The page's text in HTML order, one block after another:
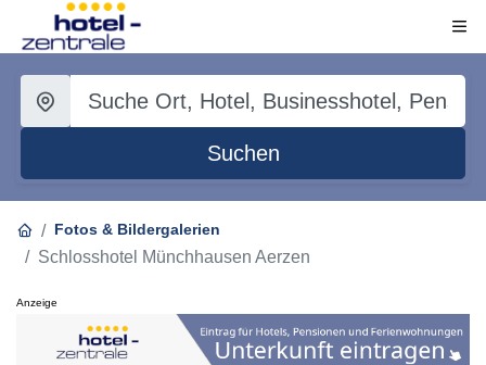
Suchen
Fotos & Bildergalerien
Schlosshotel Münchhausen Aerzen
Anzeige